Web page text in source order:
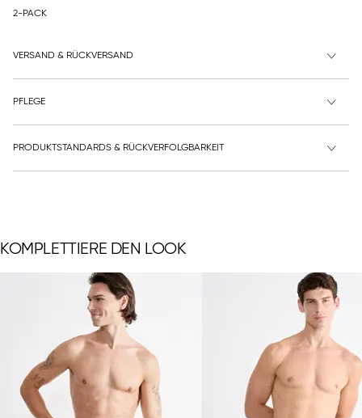
2-PACK
VERSAND & RÜCKVERSAND
PFLEGE
PRODUKTSTANDARDS & RÜCKVERFOLGBARKEIT
KOMPLETTIERE DEN LOOK